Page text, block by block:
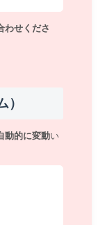
わせくださ
動的に変動い